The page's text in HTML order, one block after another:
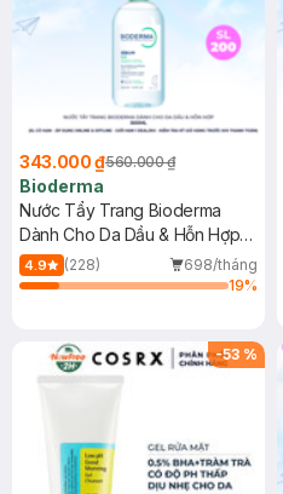
343.000 ₫560.000 ₫
Bioderma
Nước Tẩy Trang Bioderma
Dành Cho Da Dầu & Hỗn Hợp
500ml
4.9 (228)
698/tháng
19%
-53 %